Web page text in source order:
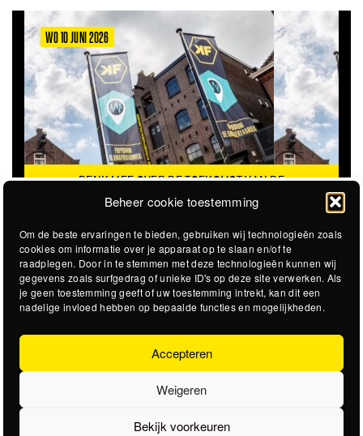
Beheer cookie toestemming
Om de beste ervaringen te bieden, gebruiken wij technologieën zoals
cookies om informatie over je apparaat op te slaan en/of te
raadplegen. Door in te stemmen met deze technologieën kunnen wij
gegevens zoals surfgedrag of unieke ID's op deze site verwerken. Als
je geen toestemming geeft of uw toestemming intrekt, kan dit een
nadelige invloed hebben op bepaalde functies en mogelijkheden.
Accepteren
Weigeren
Bekijk voorkeuren
WO 10 JUNI 2026
DENK MEE OVER DE TOEKOMST VAN DE
KROEPOEKFABRIEK